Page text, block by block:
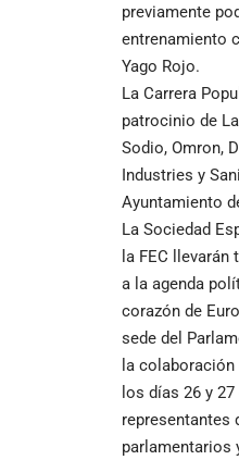
previamente
entrenamiento
Yago Rojo.
La Carrera
patrocinio de
Sodio, Omron,
Industries y
Ayuntamiento
La Sociedad
la FEC
a la agenda
corazón de
sede del
la
los días 26 y
representantes
parlamentarios